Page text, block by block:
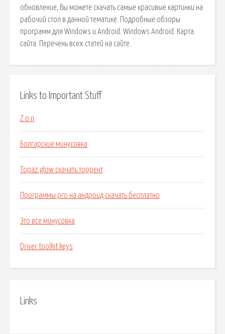
обновление, Вы можете скачать самые красивые картинки на
рабочий стол в данной тематике. Подробные обзоры
программ для Windows и Android. Windows Android. Карта
сайта. Перечень всех статей на сайте.
Links to Important Stuff
Z o n
Болгарские минусовка
Topaz glow скачать торрент
Программы pro на андроид скачать бесплатно
Это все минусовка
Driver toolkit keys
Links